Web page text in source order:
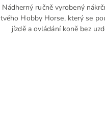
Nádherný ručně vyrobený
tvého Hobby Horse, který se
jízdě a ovládání koně bez